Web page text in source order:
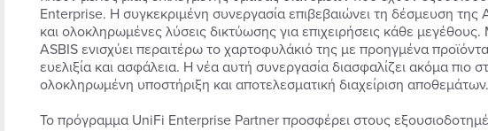
Enterprise. Η συγκεκριμένη συνεργασία επιβεβαιώνει τη δέσμευση της
και ολοκληρωμένες λύσεις δικτύωσης για επιχειρήσεις κάθε
ASBIS ενισχύει περαιτέρω το χαρτοφυλάκιό της με προηγμένα
ευελιξία και ασφάλεια. Η νέα αυτή συνεργασία διασφαλίζει ακόμα πιο
ολοκληρωμένη υποστήριξη και αποτελεσματική διαχείριση αποθεμάτων.
Το πρόγραμμα UniFi Enterprise Partner προσφέρει στους